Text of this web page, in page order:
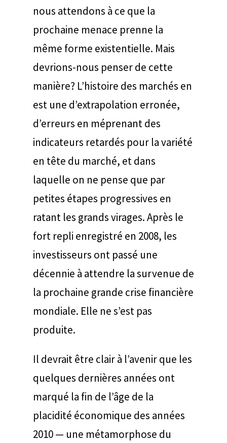
nous attendons à ce que la
prochaine menace prenne la
même forme existentielle. Mais
devrions-nous penser de cette
manière? L’histoire des marchés en
est une d’extrapolation erronée,
d’erreurs en méprenant des
indicateurs retardés pour la variété
en tête du marché, et dans
laquelle on ne pense que par
petites étapes progressives en
ratant les grands virages. Après le
fort repli enregistré en 2008, les
investisseurs ont passé une
décennie à attendre la survenue de
la prochaine grande crise financière
mondiale. Elle ne s’est pas
produite.
Il devrait être clair à l’avenir que les
quelques dernières années ont
marqué la fin de l’âge de la
placidité économique des années
2010 — une métamorphose du